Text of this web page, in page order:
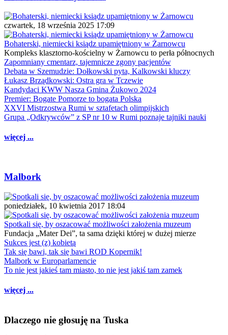
czwartek, 18 września 2025 17:09
Bohaterski, niemiecki ksiądz upamiętniony w Żarnowcu
Kompleks klasztorno-kościelny w Żarnowcu to perła północnych
Zapomniany cmentarz, tajemnicze zgony pacjentów
Debata w Szemudzie: Dołkowski pyta, Kalkowski kluczy
Łukasz Brządkowski: Ostra gra w Tczewie
Kandydaci KWW Nasza Gmina Żukowo 2024
Premier: Bogate Pomorze to bogata Polska
XXVI Mistrzostwa Rumi w sztafetach olimpijskich
Grupa „Odkrywców” z SP nr 10 w Rumi poznaje tajniki nauki
więcej ...
Malbork
poniedziałek, 10 kwietnia 2017 18:04
Spotkali się, by oszacować możliwości założenia muzeum
Fundacja „Mater Dei”, ta sama dzięki której w dużej mierze
Sukces jest (z) kobietą
Tak się bawi, tak się bawi ROD Kopernik!
Malbork w Europarlamencie
To nie jest jakieś tam miasto, to nie jest jakiś tam zamek
więcej ...
Dlaczego nie głosuję na Tuska